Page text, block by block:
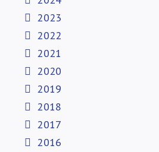
2023
2022
2021
2020
2019
2018
2017
2016